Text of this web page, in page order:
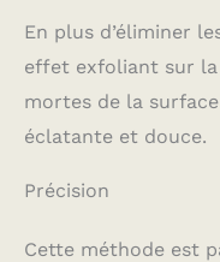
En plus d’éliminer
effet exfoliant sur la
mortes de la
éclatante et douce.
Précision
Cette méthode est